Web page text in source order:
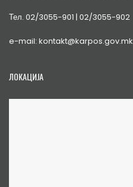
Тел. 02/3055-901 | 02/3055-902
e-mail: kontakt@karpos.gov.mk
ЛОКАЦИЈА